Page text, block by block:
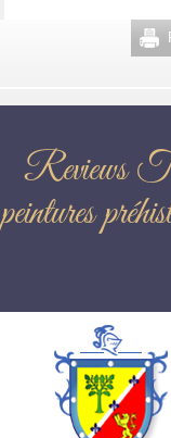
Reviews
peintures